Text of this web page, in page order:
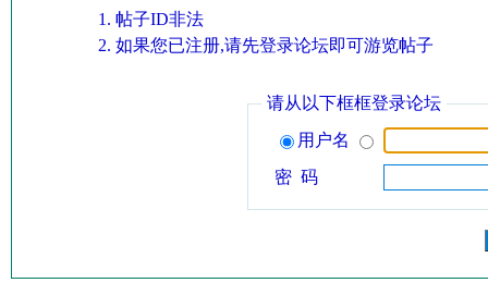
帖子ID非法
如果您已注册,请先登录论坛即可游览帖子
请从以下框框登录论坛
用户名
密 码